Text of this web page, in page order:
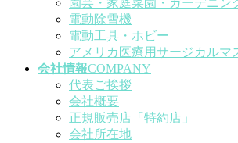
園芸・家庭菜園・ガーデニン
電動除雪機
電動工具・ホビー
アメリカ医療用サージカルマ
会社情報COMPANY
代表ご挨拶
会社概要
正規販売店「特約店」
会社所在地